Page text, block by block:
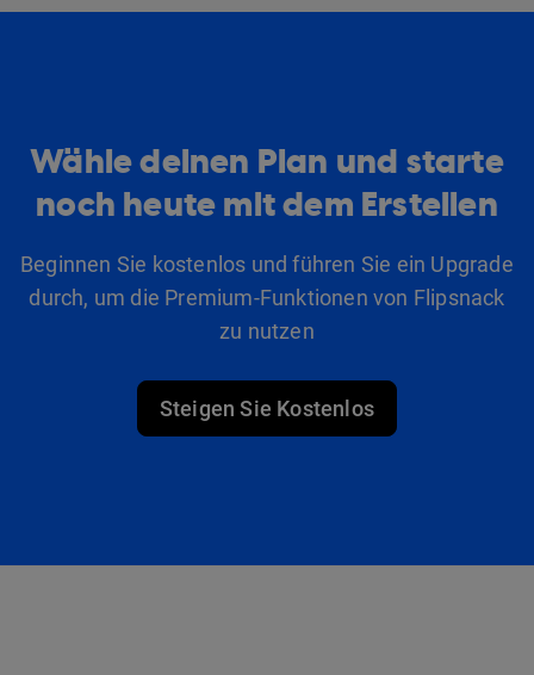
Wähle deinen Plan und starte
noch heute mit dem Erstellen
Beginnen Sie kostenlos und führen Sie ein Upgrade
durch, um die Premium-Funktionen von Flipsnack
zu nutzen
Steigen Sie Kostenlos